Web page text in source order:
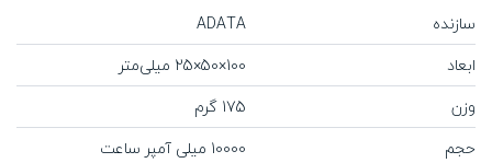
سازنده
ADATA
ابعاد
100×50×25 میلی‌متر
وزن
175 گرم
حجم
10000 میلی آمپر ساعت